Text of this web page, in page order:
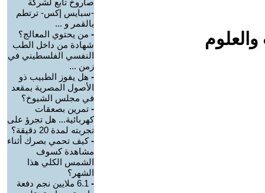
صاروخ تابع لشركة
-سبايس إكس- ترتطم
بالقمر و ...
- من يحتوي المعالج؟
شهادة من داخل الطب
النفسي الفلسطيني في
زمن ...
- هل يفوز الطبيب ذو
الأصول المصرية بمقعد
في مجلس الشيوخ؟
- تمرين بصعقات
كهربائية... هل تجرؤ على
تجربته لمدة 20 دقيقة؟
-كيف تحمي بصرك أثناء
مشاهدة كسوف
الشمس الكلي هذا
الشهر؟
-
6.1 ملايين نجم دفعة